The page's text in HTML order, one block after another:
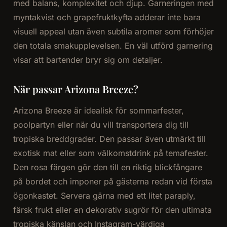
med balans, komplexitet och djup. Garneringen med
myntakvist och grapefruktkyfta adderar inte bara
visuell appeal utan även subtila aromer som förhöjer
den totala smakupplevelsen. En väl utförd garnering
visar att bartender bryr sig om detaljer.
När passar Arizona Breeze?
Arizona Breeze är idealisk för sommarfester,
poolpartyn eller när du vill transportera dig till
tropiska breddgrader. Den passar även utmärkt till
exotisk mat eller som välkomstdrink på temafester.
Den rosa färgen gör den till en riktig blickfångare
på bordet och imponer på gästerna redan vid första
ögonkastet. Servera gärna med ett litet paraply,
färsk frukt eller en dekorativ sugrör för den ultimata
tropiska känslan och Instagram-värdiga